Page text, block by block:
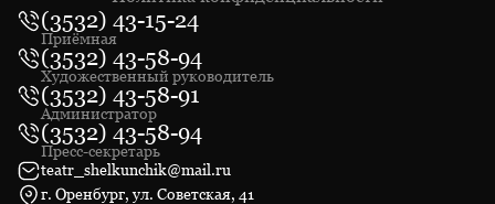
(3532) 43-15-24
Приёмная
(3532) 43-58-94
Художественный руководитель
(3532) 43-58-91
Администратор
(3532) 43-58-94
Пресс-секретарь
teatr_shelkunchik@mail.ru
г. Оренбург, ул. Советская, 41